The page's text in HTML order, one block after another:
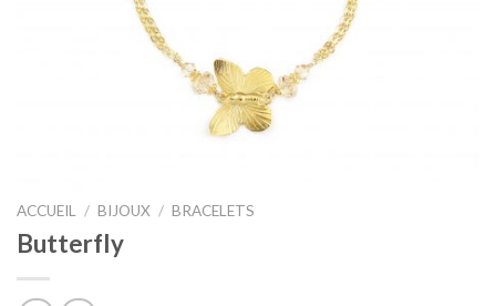
ACCUEIL / BIJOUX / BRACELETS
Butterfly